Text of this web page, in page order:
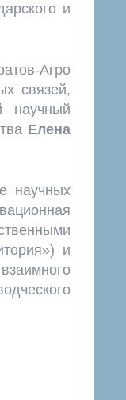
и
Агро
связей,
научный
Елена
научных
и